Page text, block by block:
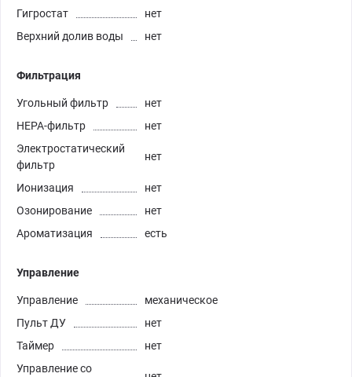
Гигростат
нет
Верхний долив воды
нет
Фильтрация
Угольный фильтр
нет
HEPA-фильтр
нет
Электростатический
фильтр
нет
Ионизация
нет
Озонирование
нет
Ароматизация
есть
Управление
Управление
механическое
Пульт ДУ
нет
Таймер
нет
Управление со